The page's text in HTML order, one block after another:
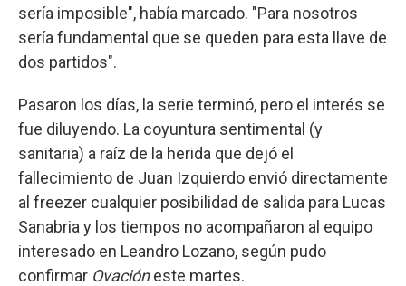
sería imposible", había marcado. "Para nosotros
sería fundamental que se queden para esta llave de
dos partidos".
Pasaron los días, la serie terminó, pero el interés se
fue diluyendo. La coyuntura sentimental (y
sanitaria) a raíz de la herida que dejó el
fallecimiento de Juan Izquierdo envió directamente
al freezer cualquier posibilidad de salida para Lucas
Sanabria y los tiempos no acompañaron al equipo
interesado en Leandro Lozano, según pudo
confirmar Ovacióneste martes.